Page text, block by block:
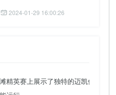
2024-01-29 16:00:26
精英赛上展示了独特的迈凯伦720s